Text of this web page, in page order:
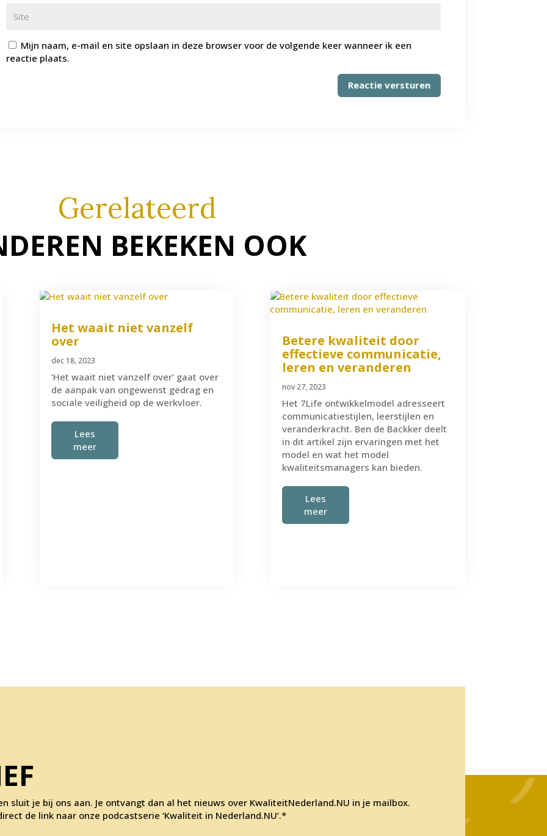
Mijn naam, e-mail en site opslaan in deze browser voor de volgende keer wanneer ik een
reactie plaats.
Reactie versturen
Gerelateerd
BEKEKEN OOK
Het waait niet vanzelf
over
dec 18, 2023
‘Het waait niet vanzelf over’ gaat over
de aanpak van ongewenst gedrag en
sociale veiligheid op de werkvloer.
Lees
meer
Betere kwaliteit door
effectieve communicatie,
leren en veranderen
nov 27, 2023
Het 7Life ontwikkelmodel adresseert
communicatiestijlen, leerstijlen en
veranderkracht. Ben de Backker deelt
in dit artikel zijn ervaringen met het
model en wat het model
kwaliteitsmanagers kan bieden.
Lees
meer
sluit je bij ons aan. Je ontvangt dan al het nieuws over KwaliteitNederland.NU in je mailbox.
de link naar onze podcastserie ‘Kwaliteit in Nederland.NU’.*